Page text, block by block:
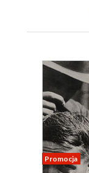
Promocja